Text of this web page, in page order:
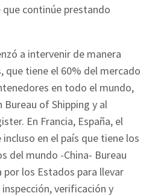
continúe prestando
a intervenir de manera
que tiene el 60% del mercado
en todo el mundo,
of Shipping y al
En Francia, España, el
en el país que tiene los
del mundo -China- Bureau
los Estados para llevar
verificación y